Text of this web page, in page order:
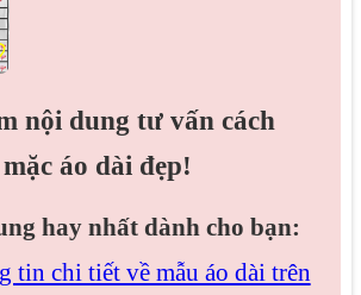
nội dung tư vấn cách
áo dài đẹp!
hay nhất dành cho bạn:
tin chi tiết về mẫu áo dài trên